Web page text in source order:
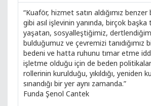
“Kuaför, hizmet satın aldığımız
gibi asıl işlevinin yanında, birçok başka
yaşatan, sosyalleştiğimiz,
bulduğumuz ve çevremizi tanıdığımız
bedeni ve hatta ruhunu tımar etme
işletme olduğu için de beden
rollerinin kurulduğu, yıkıldığı, yeniden
sınandığı bir yer aynı zamanda.”
Funda Şenol Cantek